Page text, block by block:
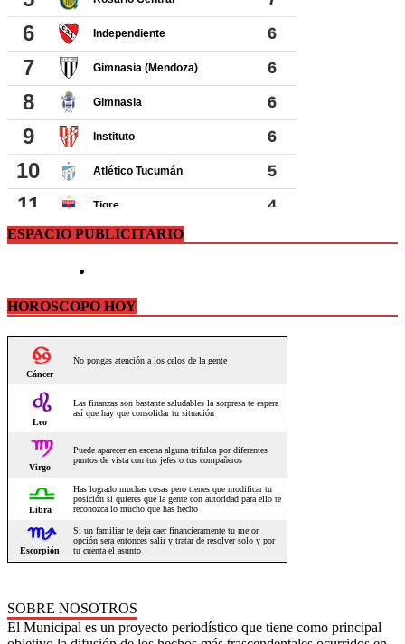
ESPACIO PUBLICITARIO
HOROSCOPO HOY
SOBRE NOSOTROS
El Municipal es un proyecto periodístico que tiene como principal